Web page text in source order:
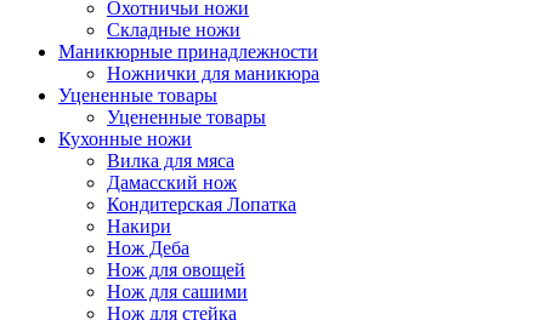
Охотничьи ножи
Складные ножи
Маникюрные принадлежности
Ножнички для маникюра
Уцененные товары
Уцененные товары
Кухонные ножи
Вилка для мяса
Дамасский нож
Кондитерская Лопатка
Накири
Нож Деба
Нож для овощей
Нож для сашими
Нож для стейка